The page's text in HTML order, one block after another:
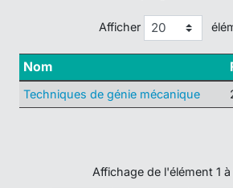
Afficher
Nom
Techniques de génie mécanique
Affichage de l'élément 1 à